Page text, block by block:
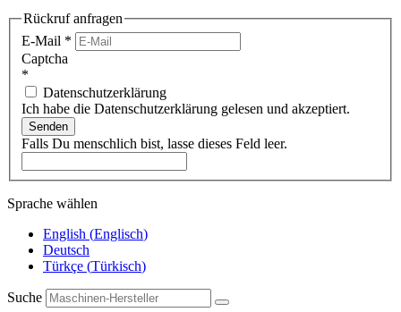
Rückruf anfragen
E-Mail *
Captcha
*
Datenschutzerklärung
Ich habe die Datenschutzerklärung gelesen und akzeptiert.
Senden
Falls Du menschlich bist, lasse dieses Feld leer.
Sprache wählen
English (Englisch)
Deutsch
Türkçe (Türkisch)
Suche